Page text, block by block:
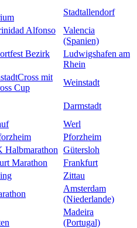
Stadtallendorf
Alfonso
Valencia
(Spanien)
Bezirk
Ludwigshafen am
Rhein
mit
Cup
Weinstadt
Darmstadt
Werl
Pforzheim
Halbmarathon Gütersloh
Marathon
Frankfurt
Zittau
Amsterdam
(Niederlande)
Madeira
(Portugal)